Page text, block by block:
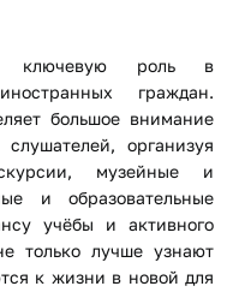
ключевую роль в
граждан.
большое внимание
организуя
музейные и
и образовательные
учёбы и активного
только лучше узнают
к жизни в новой для